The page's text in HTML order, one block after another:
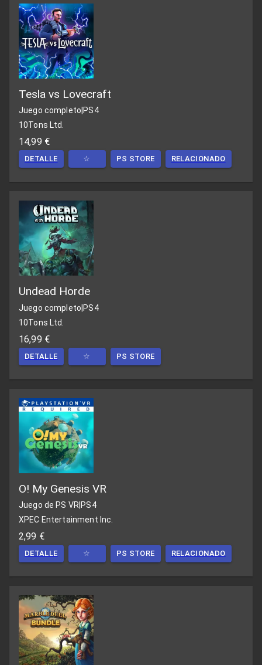
Tesla vs Lovecraft
Juego completo PS4
10Tons Ltd.
14,99 €
DETALLE ☆ PS STORE RELACIONADO
Undead Horde
Juego completo PS4
10Tons Ltd.
16,99 €
DETALLE ☆ PS STORE
O! My Genesis VR
Juego de PS VR PS4
XPEC Entertainment Inc.
2,99 €
DETALLE ☆ PS STORE RELACIONADO